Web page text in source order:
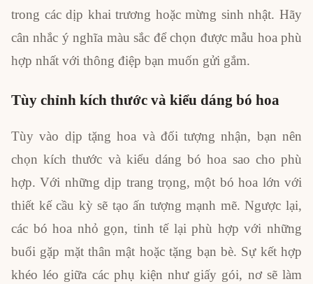
trong các dịp khai trương hoặc mừng sinh nhật. Hãy
cân nhắc ý nghĩa màu sắc để chọn được mẫu hoa phù
hợp nhất với thông điệp bạn muốn gửi gắm.
Tùy chỉnh kích thước và kiểu dáng bó hoa
Tùy vào dịp tặng hoa và đối tượng nhận, bạn nên
chọn kích thước và kiểu dáng bó hoa sao cho phù
hợp. Với những dịp trang trọng, một bó hoa lớn với
thiết kế cầu kỳ sẽ tạo ấn tượng mạnh mẽ. Ngược lại,
các bó hoa nhỏ gọn, tinh tế lại phù hợp với những
buổi gặp mặt thân mật hoặc tặng bạn bè. Sự kết hợp
khéo léo giữa các phụ kiện như giấy gói, nơ sẽ làm